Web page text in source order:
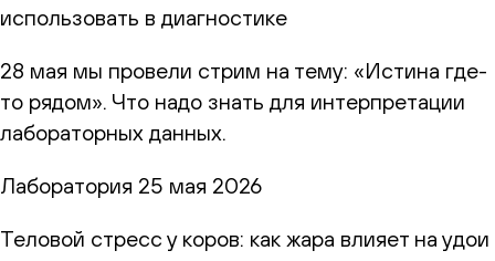
использовать в диагностике
28 мая мы провели стрим на тему: «Истина где-
то рядом». Что надо знать для интерпретации
лабораторных данных.
Лаборатория 25 мая 2026
Теловой стресс у коров: как жара влияет на удои